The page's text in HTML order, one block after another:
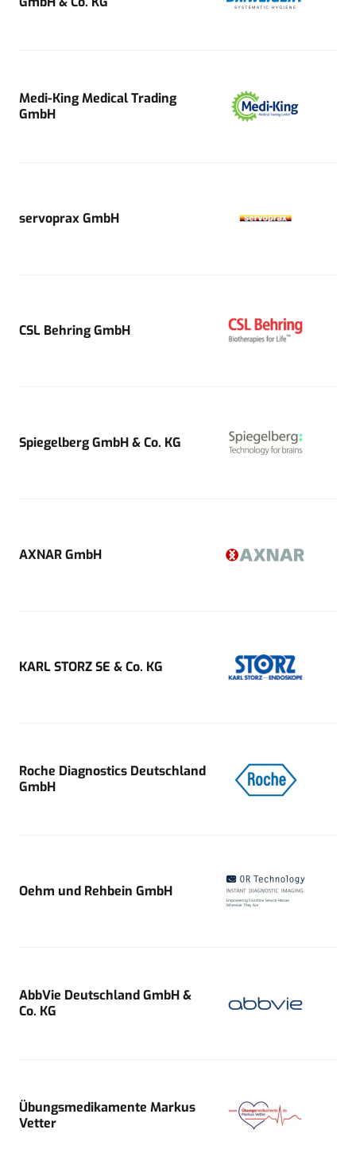
Medi-King Medical Trading
GmbH
servoprax GmbH
CSL Behring GmbH
Spiegelberg GmbH & Co. KG
AXNAR GmbH
KARL STORZ SE & Co. KG
Roche Diagnostics Deutschland
GmbH
Oehm und Rehbein GmbH
AbbVie Deutschland GmbH &
Co. KG
Übungsmedikamente Markus
Vetter